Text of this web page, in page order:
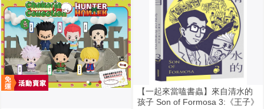
【一起來當嗑書蟲】來自清水的
孩子 Son of Formosa 3:《王子》